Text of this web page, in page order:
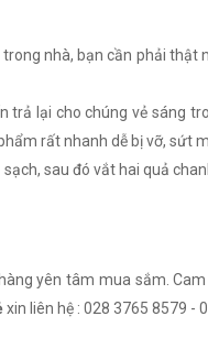
nhà, bạn cần phải
lại cho chúng vẻ sáng
rất nhanh dễ bị vỡ, sứt
sau đó vắt hai quả
yên tâm mua sắm.
xin liên hệ : 028 3765 8579 -